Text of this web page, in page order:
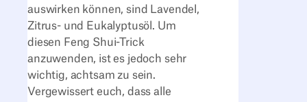
auswirken können, sind Lavendel,
Zitrus- und Eukalyptusöl. Um
diesen Feng Shui-Trick
anzuwenden, ist es jedoch sehr
wichtig, achtsam zu sein.
Vergewissert euch, dass alle